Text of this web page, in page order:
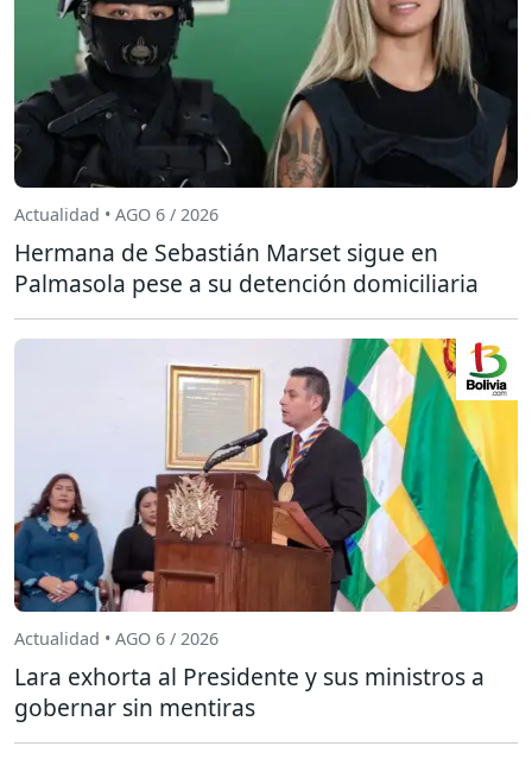
Actualidad • AGO 6 / 2026
Hermana de Sebastián Marset sigue en
Palmasola pese a su detención domiciliaria
Actualidad • AGO 6 / 2026
Lara exhorta al Presidente y sus ministros a
gobernar sin mentiras